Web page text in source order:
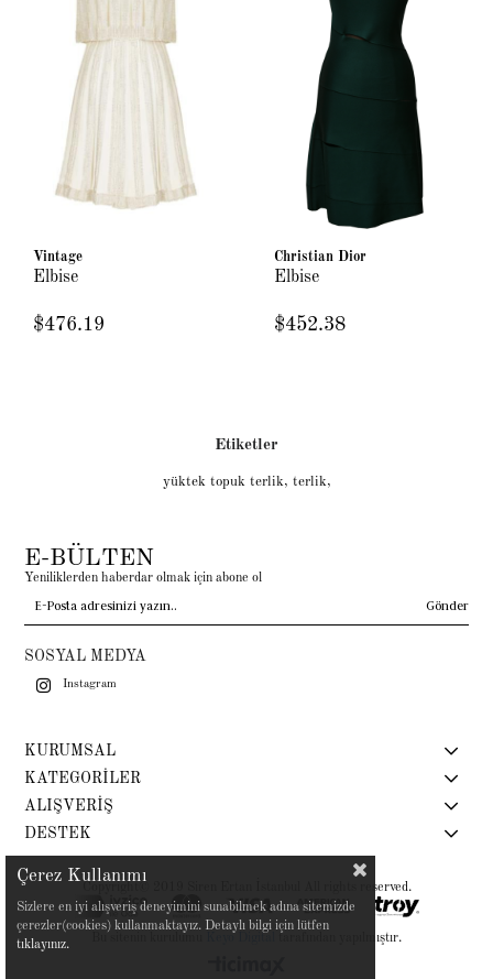
Vintage
Elbise
$476.19
Christian Dior
Elbise
$452.38
Etiketler
yüktek topuk terlik, terlik,
E-BÜLTEN
Yeniliklerden haberdar olmak için abone ol
Gönder
SOSYAL MEDYA
Instagram
KURUMSAL
KATEGORİLER
ALIŞVERİŞ
DESTEK
Copyright© 2019 Siren Ertan İstanbul All rights reserved.
tarafından yapılmıştır.
Çerez Kullanımı
Sizlere en iyi alışveriş deneyimini sunabilmek adına sitemizde
çerezler(cookies) kullanmaktayız. Detaylı bilgi için lütfen
tıklayınız.